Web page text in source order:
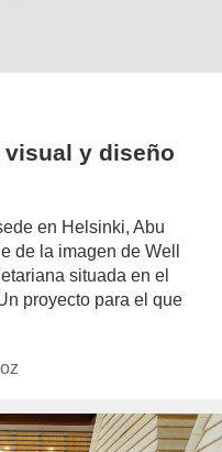
visual y diseño
en Helsinki, Abu
de la imagen de Well
situada en el
proyecto para el que
author/laura-